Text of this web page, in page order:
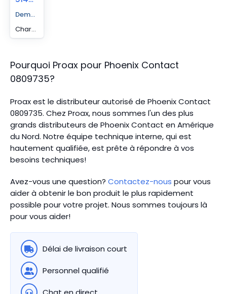
Demander un devis
Chargeur plastique pour CMS-P1-Plotter et PLOTMARK. Pour 26 bandes de repérage plates ou ZBN
Pourquoi Proax pour Phoenix Contact
0809735?
Proax est le distributeur autorisé de Phoenix Contact
0809735. Chez Proax, nous sommes l'un des plus
grands distributeurs de Phoenix Contact en Amérique
du Nord. Notre équipe technique interne, qui est
hautement qualifiée, est prête à répondre à vos
besoins techniques!
Avez-vous une question? Contactez-nous pour vous
aider à obtenir le bon produit le plus rapidement
possible pour votre projet. Nous sommes toujours là
pour vous aider!
Délai de livraison court
Personnel qualifié